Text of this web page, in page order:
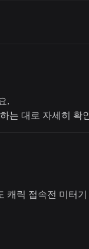
.
는 대로 자세히 확
캐릭 접속전 미터